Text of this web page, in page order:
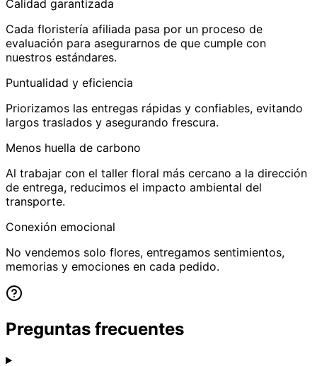
Calidad garantizada
Cada floristería afiliada pasa por un proceso de
evaluación para asegurarnos de que cumple con
nuestros estándares.
Puntualidad y eficiencia
Priorizamos las entregas rápidas y confiables, evitando
largos traslados y asegurando frescura.
Menos huella de carbono
Al trabajar con el taller floral más cercano a la dirección
de entrega, reducimos el impacto ambiental del
transporte.
Conexión emocional
No vendemos solo flores, entregamos sentimientos,
memorias y emociones en cada pedido.
Preguntas frecuentes